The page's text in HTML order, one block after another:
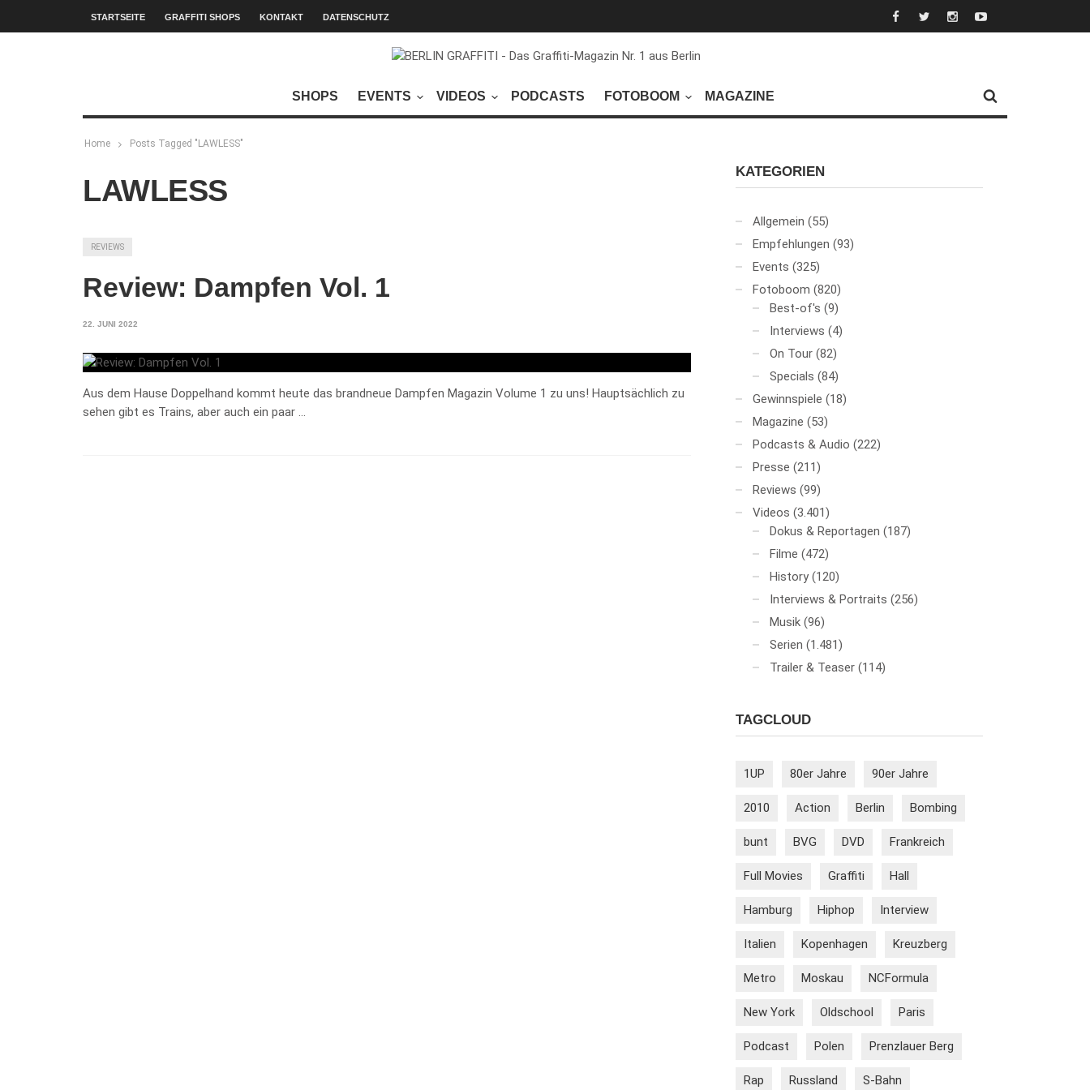
STARTSEITE GRAFFITI SHOPS KONTAKT DATENSCHUTZ
SHOPS EVENTS VIDEOS PODCASTS FOTOBOOM MAGAZINE
Home Posts Tagged "LAWLESS"
LAWLESS
REVIEWS
Review: Dampfen Vol. 1
22. JUNI 2022
Aus dem Hause Doppelhand kommt heute das brandneue Dampfen Magazin Volume 1 zu uns! Hauptsächlich zu
sehen gibt es Trains, aber auch ein paar …
KATEGORIEN
Allgemein (55)
Empfehlungen (93)
Events (325)
Fotoboom (820)
Best-of's (9)
Interviews (4)
On Tour (82)
Specials (84)
Gewinnspiele (18)
Magazine (53)
Podcasts & Audio (222)
Presse (211)
Reviews (99)
Videos (3.401)
Dokus & Reportagen (187)
Filme (472)
History (120)
Interviews & Portraits (256)
Musik (96)
Serien (1.481)
Trailer & Teaser (114)
TAGCLOUD
1UP 80er Jahre 90er Jahre
2010 Action Berlin Bombing
bunt BVG DVD Frankreich
Full Movies Graffiti Hall
Hamburg Hiphop Interview
Italien Kopenhagen Kreuzberg
Metro Moskau NCFormula
New York Oldschool Paris
Podcast Polen Prenzlauer Berg
Rap Russland S-Bahn